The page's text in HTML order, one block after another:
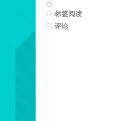
标签阅读
评论